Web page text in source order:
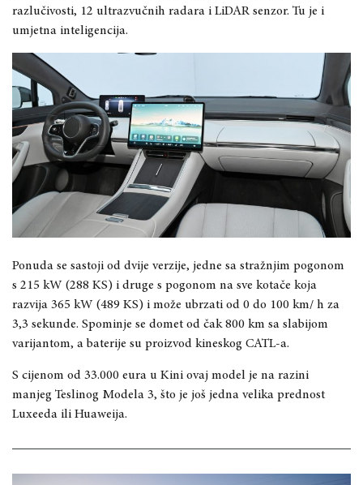
razlučivosti, 12 ultrazvučnih radara i LiDAR senzor. Tu je i
umjetna inteligencija.
Ponuda se sastoji od dvije verzije, jedne sa stražnjim pogonom
s 215 kW (288 KS) i druge s pogonom na sve kotače koja
razvija 365 kW (489 KS) i može ubrzati od 0 do 100 km/ h za
3,3 sekunde. Spominje se domet od čak 800 km sa slabijom
varijantom, a baterije su proizvod kineskog CATL-a.
S cijenom od 33.000 eura u Kini ovaj model je na razini
manjeg Teslinog Modela 3, što je još jedna velika prednost
Luxeeda ili Huaweija.